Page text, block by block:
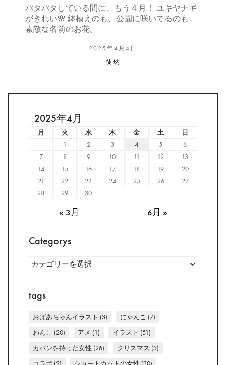
バタバタしている間に、もう４月！ ユキヤナギ
がきれい🌸 鉢植えのも、公園に咲いてるのも。
素敵な名前のお花。
2025年4月4日
徒然
2025年4月
月 火 水 木 金 土
日
1
2 3 4 5
6
7
8 9 10 11 12
13
14
15 16 17 18 19
20
21
22 23 24 25 26
27
28
29 30
« 3月 6月 »
Categorys
tags
おばあちゃんイラスト (3) にゃんこ (7)
わんこ (20) アメ (1) イラスト (51)
カバンを持った女性 (26) クリスマス (5)